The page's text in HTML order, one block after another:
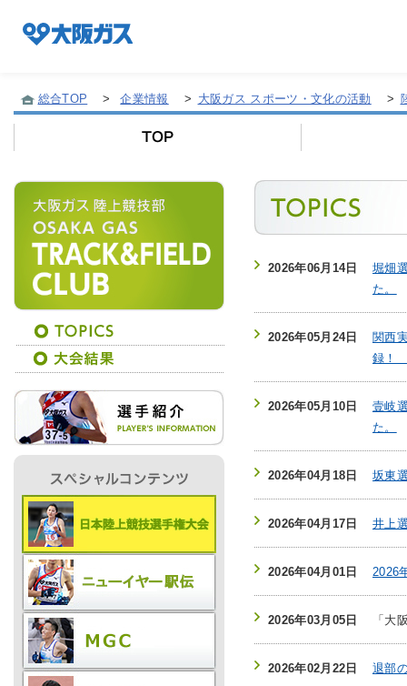
企業/グループについて
社会貢献
技術開発
サステナビリティ
採用情報
プレスリリース
総合TOP > 企業情報 > 大阪ガス スポーツ・文化の活動 >
2026年06月14日
堀畑
た。
2026年05月24日
関西
録
2026年05月10日
壹岐
た。
2026年04月18日 坂東
2026年04月17日 井上
2026年04月01日 2026
2026年03月05日 「大
2026年02月22日 退部